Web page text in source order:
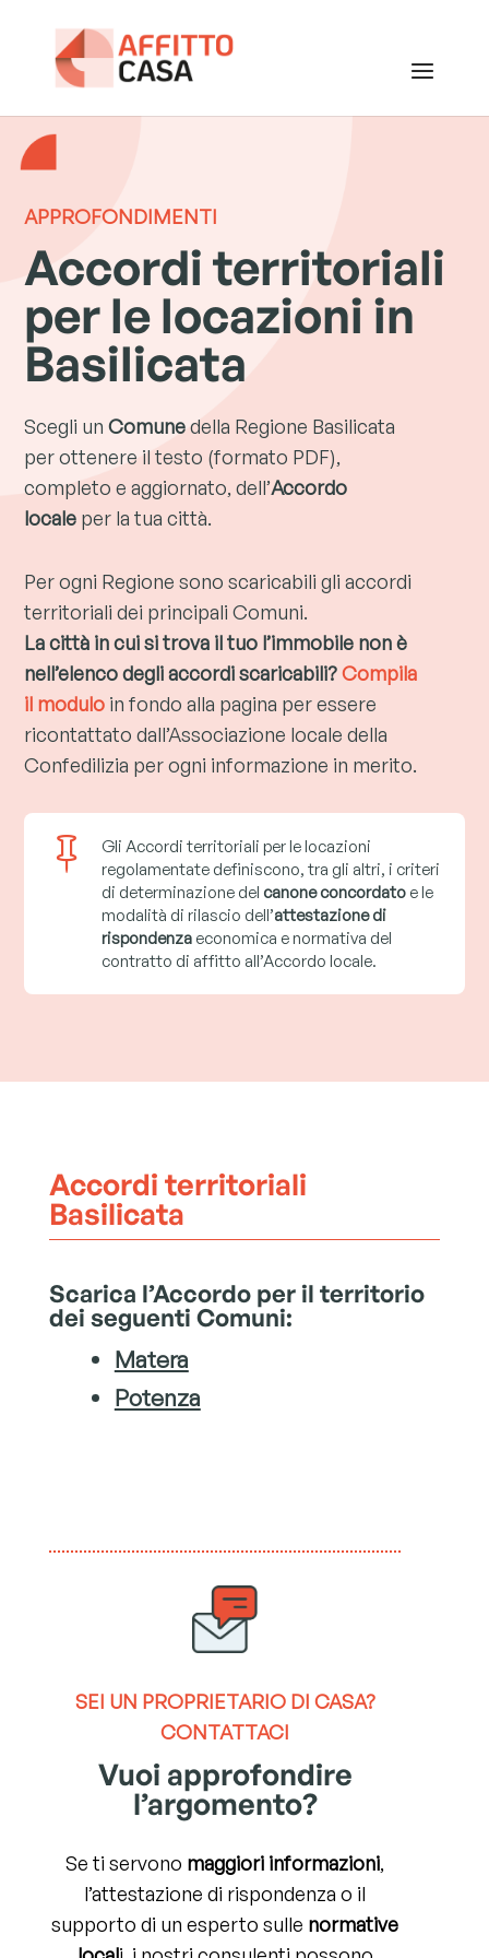
APPROFONDIMENTI
Accordi territoriali
per le locazioni in
Basilicata
Scegli unComunedella Regione Basilicata
per ottenere il testo (formato PDF),
completo e aggiornato, dell’Accordo
locale per la tua città.
Per ogni Regione sono scaricabili gli accordi
territoriali dei principali Comuni.
La città in cui si trova il tuo l’immobile non è
nell’elenco degli accordi scaricabili? Compila
il modulo in fondo alla pagina per essere
ricontattato dall’Associazione locale della
Confedilizia per ogni informazione in merito.

Gli Accordi territoriali per le locazioni
regolamentate definiscono, tra gli altri, i criteri
di determinazione del canone concordato e le
modalità di rilascio dell’attestazione di
rispondenza economica e normativa del
contratto di affitto all’Accordo locale.
Accordi territoriali
Basilicata
Scarica l’Accordo per il territorio
dei seguenti Comuni:
Matera
Potenza
SEI UN PROPRIETARIO DI CASA?
CONTATTACI
Vuoi approfondire
l’argomento?
Se ti servono maggiori informazioni,
l’attestazione di rispondenza o il
supporto di un esperto sulle normative